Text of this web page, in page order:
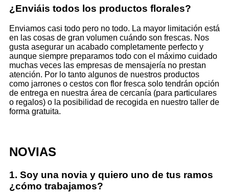
¿Enviáis todos los productos florales?
Enviamos casi todo pero no todo. La mayor limitación está
en las cosas de gran volumen cuándo son frescas. Nos
gusta asegurar un acabado completamente perfecto y
aunque siempre preparamos todo con el máximo cuidado
muchas veces las empresas de mensajería no prestan
atención. Por lo tanto algunos de nuestros productos
como jarrones o cestos con flor fresca solo tendrán opción
de entrega en nuestra área de cercanía (para particulares
o regalos) o la posibilidad de recogida en nuestro taller de
forma gratuita.
NOVIAS
1. Soy una novia y quiero uno de tus ramos
¿cómo trabajamos?